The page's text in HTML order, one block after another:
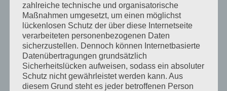
November 2023
Oktober 2023
September 2023
Juli 2023
Juni 2023
zahlreiche technische und organisatorische
Maßnahmen umgesetzt, um einen möglichst
lückenlosen Schutz der über diese Internetseite
verarbeiteten personenbezogenen Daten
sicherzustellen. Dennoch können Internetbasierte
Datenübertragungen grundsätzlich
Sicherheitslücken aufweisen, sodass ein absoluter
Schutz nicht gewährleistet werden kann. Aus
diesem Grund steht es jeder betroffenen Person